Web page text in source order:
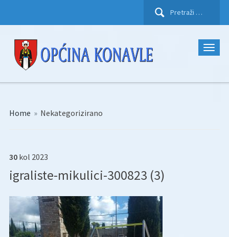
Pretraži:
Home » Nekategorizirano
30 kol 2023
igraliste-mikulici-300823 (3)